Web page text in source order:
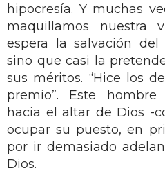
hipocresía. Y muchas
maquillamos nuestra
espera la salvación
sino que casi la
sus méritos. “Hice los
premio”. Este
hacia el altar de Dios -
ocupar su puesto, en
por ir demasiado
Dios.